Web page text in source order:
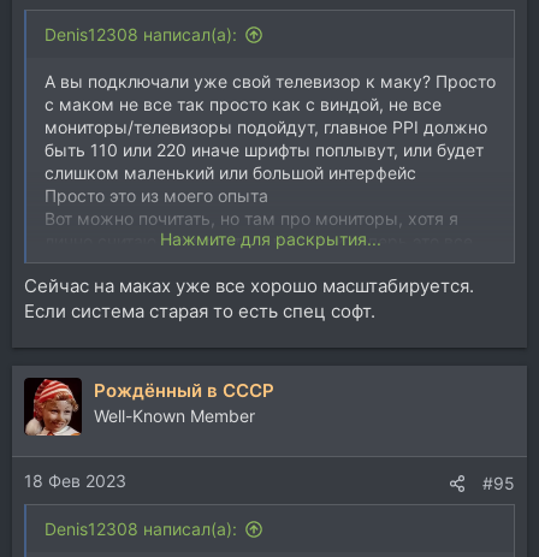
Denis12308 написал(а):
А вы подключали уже свой телевизор к маку? Просто
с маком не все так просто как с виндой, не все
мониторы/телевизоры подойдут, главное PPI должно
быть 110 или 220 иначе шрифты поплывут, или будет
слишком маленький или большой интерфейс
Просто это из моего опыта
Вот можно почитать, но там про мониторы, хотя я
лично считаю что монитор что телик теперь это все
одинаково (про матрицу имею ввиду)
Как выбрать внешний монитор для MacBook и не пожалеть о покупке
мелким, крупным и мутным. И как
выбирать монитор, чтобы этого
избежать.
www.macosworld.net
PPI калькулятор. Рассчитать плотность пикселей на дюйм
Нажмите для раскрытия...
Сейчас на маках уже все хорошо масштабируется.
Если система старая то есть спец софт.
Рождённый в СССР
Well-Known Member
18 Фев 2023 #95
Denis12308 написал(а):